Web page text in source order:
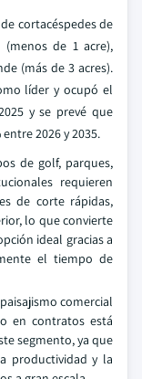
cortacéspedes de
de 1 acre),
(más de 3 acres).
líder y ocupó el
y se prevé que
2026 y 2035.
de golf, parques,
requieren
de corte rápidas,
lo que convierte
ideal gracias a
el tiempo de
comercial
en contratos está
segmento, ya que
productividad y la